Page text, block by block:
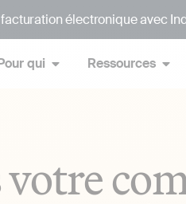
facturation électronique avec
qui Ressources
votre